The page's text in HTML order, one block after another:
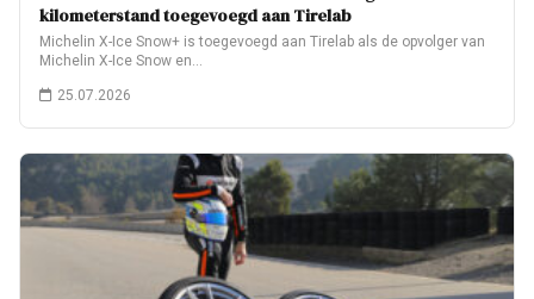
kilometerstand toegevoegd aan Tirelab
Michelin X-Ice Snow+ is toegevoegd aan Tirelab als de opvolger van
Michelin X-Ice Snow en…
25.07.2026